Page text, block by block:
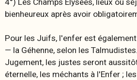
4°) Les Champs Élysées, lieux où
bienheureux après avoir
Pour les Juifs, l'enfer est
— la Géhenne, selon les
Jugement, les justes seront
éternelle, les méchants à l'Enfer ;